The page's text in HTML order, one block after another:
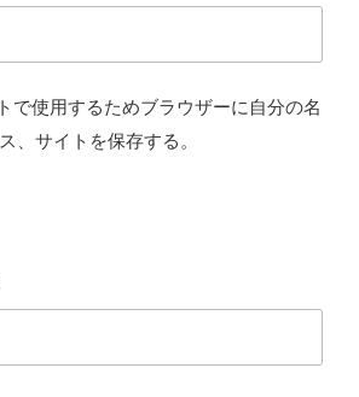
で使用するためブラウザーに自分の名
、サイトを保存する。